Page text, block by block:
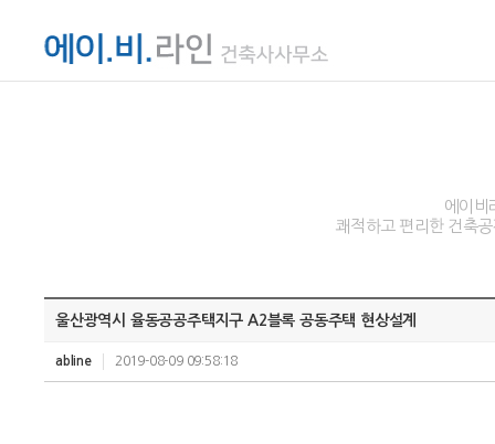
에이비
쾌적하고 편리한 건축
울산광역시 율동공공주택지구 A2블록 공동주택 현상설계
abline 2019-08-09 09:58:18